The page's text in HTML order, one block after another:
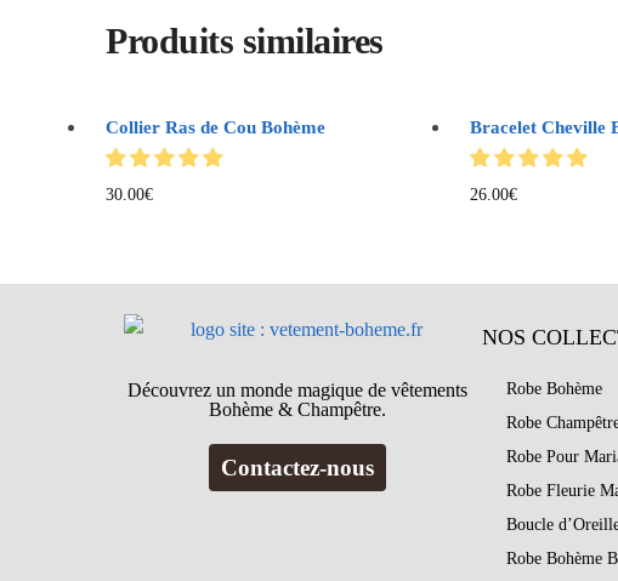
Produits similaires
Collier Ras de Cou Bohème
30.00€
Bracelet Cheville
26.00€
Découvrez un monde magique de vêtements
Bohème & Champêtre.
Contactez-nous
NOS
Robe Bohème
Robe
Robe Pour
Robe Fleurie
Boucle
Robe Bohème